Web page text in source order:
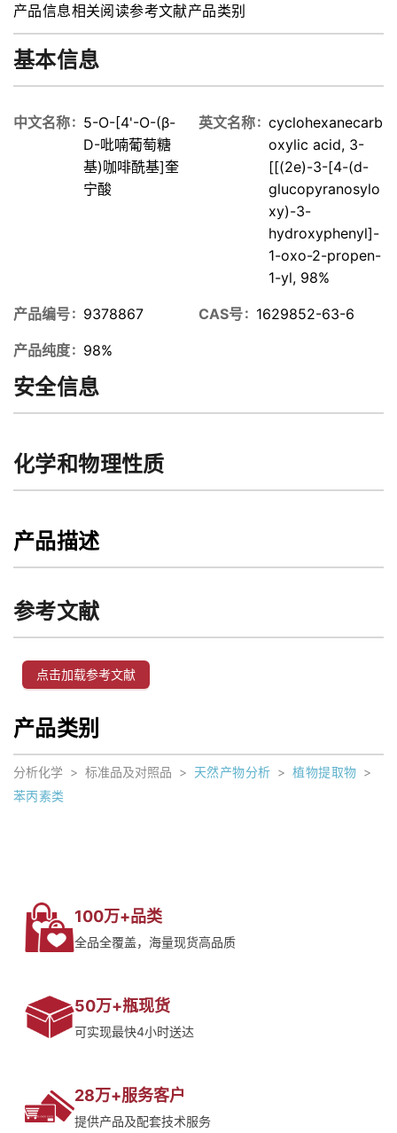
yl]oxy]-1,4,5-
trihydroxy-,
(1S,3R,4R,5R)-
(Standard Reference
Material)
产品信息相关阅读参考文献产品类别
基本信息
中文名称
5-O-[4'-O-(β-
D-吡喃葡萄糖
基)咖啡酰基]奎
宁酸
英文名称
cyclohexanecarb
oxylic acid, 3-
[[(2e)-3-[4-(d-
glucopyranosylo
xy)-3-
hydroxyphenyl]-
1-oxo-2-propen-
1-yl, 98%
产品编号 9378867 CAS号 1629852-63-6
产品纯度 98%
安全信息
化学和物理性质
产品描述
参考文献
点击加载参考文献
产品类别
分析化学 > 标准品及对照品 > 天然产物分析 > 植物提取物 >
苯丙素类
100万+品类
全品全覆盖，海量现货高品质
50万+瓶现货
可实现最快4小时送达
28万+服务客户
提供产品及配套技术服务